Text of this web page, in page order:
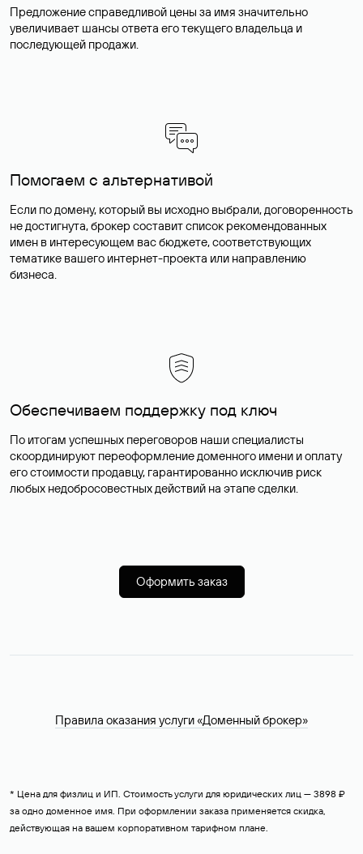
Предложение справедливой цены за имя значительно
увеличивает шансы ответа его текущего владельца и
последующей продажи.
Помогаем с альтернативой
Если по домену, который вы исходно выбрали, договоренность
не достигнута, брокер составит список рекомендованных
имен в интересующем вас бюджете, соответствующих
тематике вашего интернет-проекта или направлению
бизнеса.
Обеспечиваем поддержку под ключ
По итогам успешных переговоров наши специалисты
скоординируют переоформление доменного имени и оплату
его стоимости продавцу, гарантированно исключив риск
любых недобросовестных действий на этапе сделки.
Оформить заказ
Правила оказания услуги «Доменный брокер»
* Цена для физлиц и ИП. Стоимость услуги для юридических лиц — 3898 ₽
за одно доменное имя. При оформлении заказа применяется скидка,
действующая на вашем корпоративном тарифном плане.